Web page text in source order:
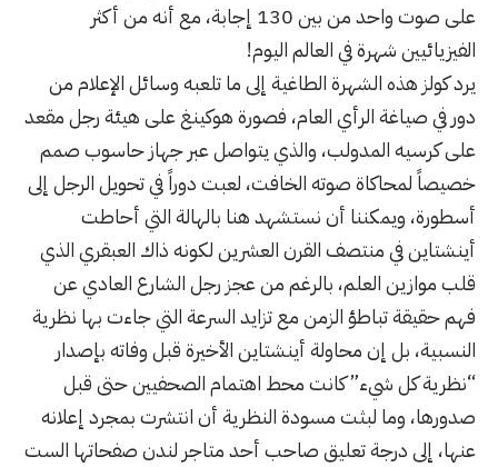
على صوت واحد من بين 130 إجابة، مع أنه من أكثر
الفيزيائيين شهرة في العالم اليوم!
يرد كولز هذه الشهرة الطاغية إلى ما تلعبه وسائل الإعلام من
دور في صياغة الرأي العام، فصورة هوكينغ على هيئة رجل مقعد
على كرسيه المدولب، والذي يتواصل عبر جهاز حاسوب صمم
خصيصاً لمحاكاة صوته الخافت، لعبت دوراً في تحويل الرجل إلى
أسطورة، ويمكننا أن نستشهد هنا بالهالة التي أحاطت
أينشتاين في منتصف القرن العشرين لكونه ذاك العبقري الذي
قلب موازين العلم، بالرغم من عجز رجل الشارع العادي عن
فهم حقيقة تباطؤ الزمن مع تزايد السرعة التي جاءت بها نظرية
النسبية، بل إن محاولة أينشتاين الأخيرة قبل وفاته بإصدار
“نظرية كل شيء” كانت محط اهتمام الصحفيين حتى قبل
صدورها، وما لبثت مسودة النظرية أن انتشرت بمجرد إعلانه
عنها، إلى درجة تعليق صاحب أحد متاجر لندن صفحاتها الست